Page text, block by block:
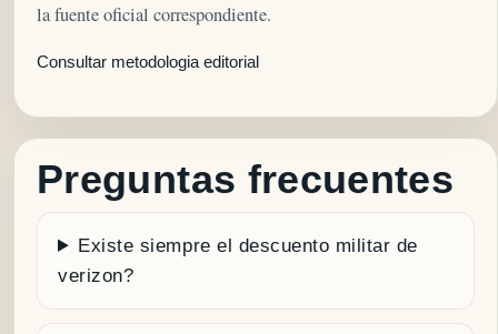
la fuente oficial correspondiente.
Consultar metodologia editorial
Preguntas frecuentes
Existe siempre el descuento militar de
verizon?